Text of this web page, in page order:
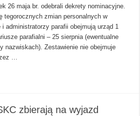
26 maja br. odebrali dekrety nominacyjne.
tegorocznych zmian personalnych w
administratorzy parafii obejmują urząd 1
parafialni – 25 sierpnia (ewentualne
nazwiskach). Zestawienie nie obejmuje
…
zbierają na wyjazd